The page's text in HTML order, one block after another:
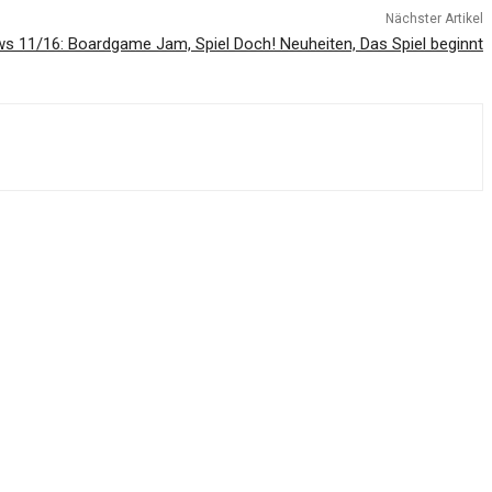
Nächster Artikel
11/16: Boardgame Jam, Spiel Doch! Neuheiten, Das Spiel beginnt